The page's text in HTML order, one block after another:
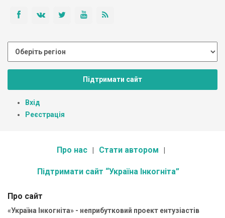
Підтримати сайт
Вхід
Реєстрація
Про нас Стати автором
Підтримати сайт “Україна Інкогніта”
Про сайт
«Україна Інкогніта» - неприбутковий проект ентузіастів